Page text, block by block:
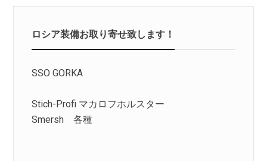
ロシア装備お取り寄せ致します！
SSO GORKA
Stich-Profi マカロフホルスター
Smersh 各種